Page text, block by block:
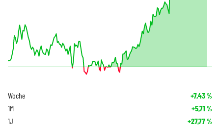
Woche +7,43%
1M +5,71 %
1J +27,77%